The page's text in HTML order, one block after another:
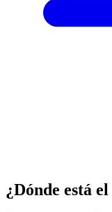
¿Dónde está